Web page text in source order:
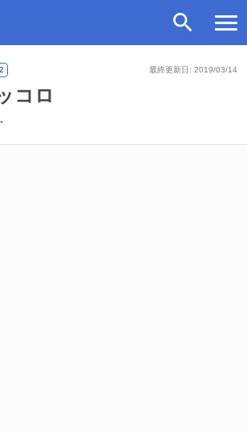
最終更新日: 2019/03/14
コロ
-